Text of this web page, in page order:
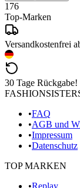
176
Top-Marken
Versandkostenfrei
30 Tage Rückgabe!
•FAQ
•AGB und
•Impressum
•Datenschutz
TOP MARKEN
•Replay